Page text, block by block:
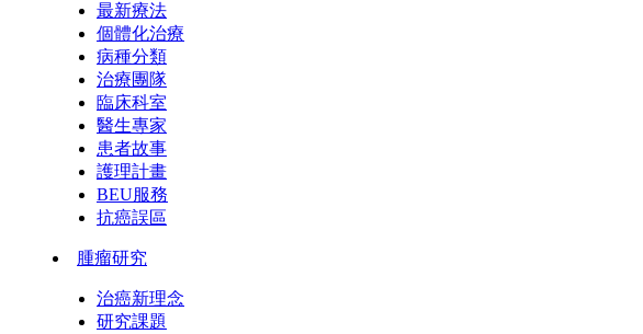
最新療法
個體化治療
病種分類
治療團隊
臨床科室
醫生專家
患者故事
護理計畫
BEU服務
抗癌誤區
腫瘤研究
治癌新理念
研究課題